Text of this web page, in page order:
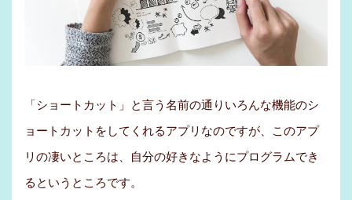
「ショートカット」と言う名前の通りいろんな機能のシ
ョートカットをしてくれるアプリなのですが、このアプ
リの凄いところは、自分の好きなようにプログラムでき
るというところです。